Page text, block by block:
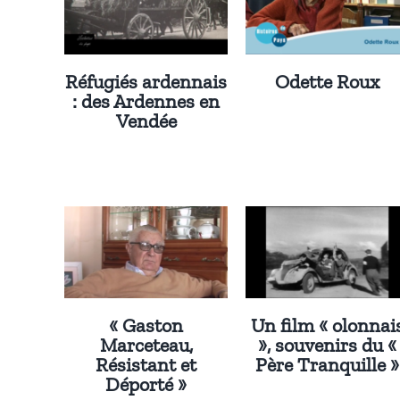
Réfugiés ardennais
: des Ardennes en
Vendée
Odette Roux
« Gaston
Marceteau,
Résistant et
Déporté »
Un film «
», souvenirs du «
Père Tranquille »